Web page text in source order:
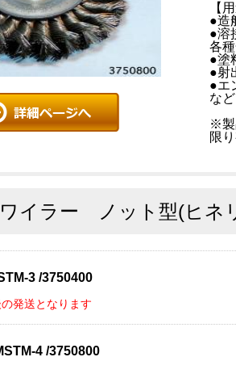
【
●造
●溶
各
●塗
●射
●エ
など
※製
限
ワイラー ノット型(ヒネ
3 /3750400
発送となります
4 /3750800